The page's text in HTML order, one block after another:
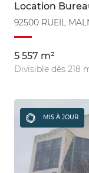
Location
92500 RUEIL
5 557 m²
Divisible dès 218
MIS À JOUR